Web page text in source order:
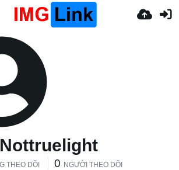
Nottruelight
THEO DÕI 0 NGƯỜI THEO DÕI